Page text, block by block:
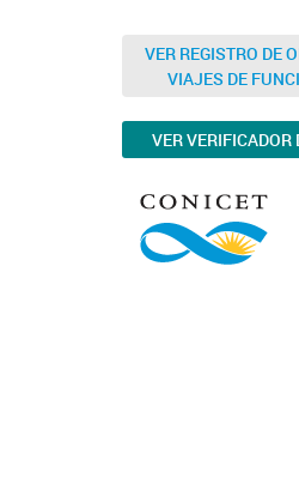
VER REGISTRO DE
VIAJES DE
VER VERIFICADOR